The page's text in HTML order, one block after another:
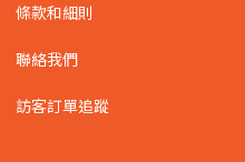
條款和細則
聯絡我們
訪客訂單追蹤